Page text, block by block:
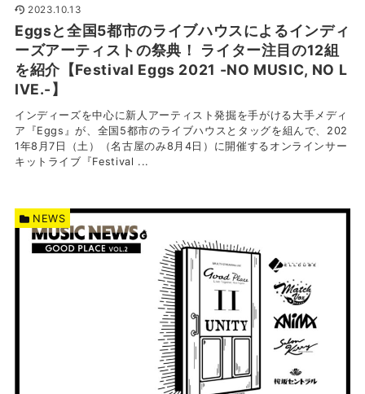
2023.10.13
Eggsと全国5都市のライブハウスによるインディ
ーズアーティストの祭典！ ライター注目の12組
を紹介【Festival Eggs 2021 -NO MUSIC, NO L
IVE.-】
インディーズを中心に新人アーティスト発掘を手がける大手メディ
ア『Eggs』が、全国5都市のライブハウスとタッグを組んで、202
1年8月7日（土）（名古屋のみ8月4日）に開催するオンラインサー
キットライブ『Festival ...
NEWS